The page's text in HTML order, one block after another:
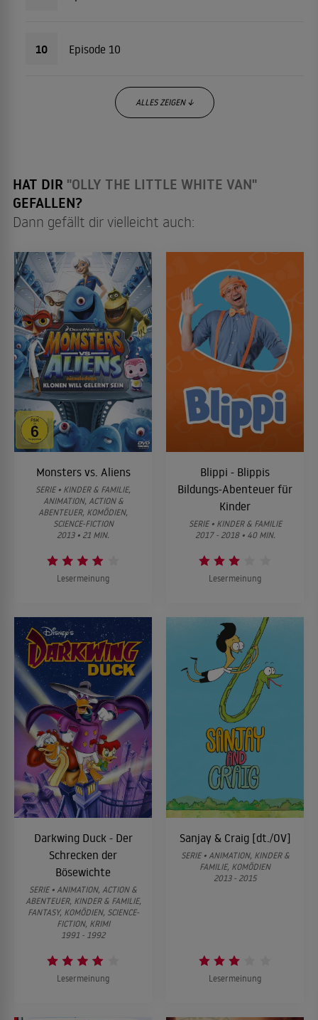
10 Episode 10
ALLES ZEIGEN ↓
HAT DIR "OLLY THE LITTLE WHITE VAN"
GEFALLEN?
Dann gefällt dir vielleicht auch:
Monsters vs. Aliens
SERIE • KINDER & FAMILIE,
ANIMATION, ACTION &
ABENTEUER, KOMÖDIEN,
SCIENCE-FICTION
2013 • 21 MIN.
Lesermeinung
Blippi - Blippis
Bildungs-Abenteuer für
Kinder
SERIE • KINDER & FAMILIE
2017 - 2018 • 40 MIN.
Lesermeinung
Darkwing Duck - Der
Schrecken der
Bösewichte
SERIE • ANIMATION, ACTION &
ABENTEUER, KINDER & FAMILIE,
FANTASY, KOMÖDIEN, SCIENCE-
FICTION, KRIMI
1991 - 1992
Lesermeinung
Sanjay & Craig [dt./OV]
SERIE • ANIMATION, KINDER &
FAMILIE, KOMÖDIEN
2013 - 2015
Lesermeinung